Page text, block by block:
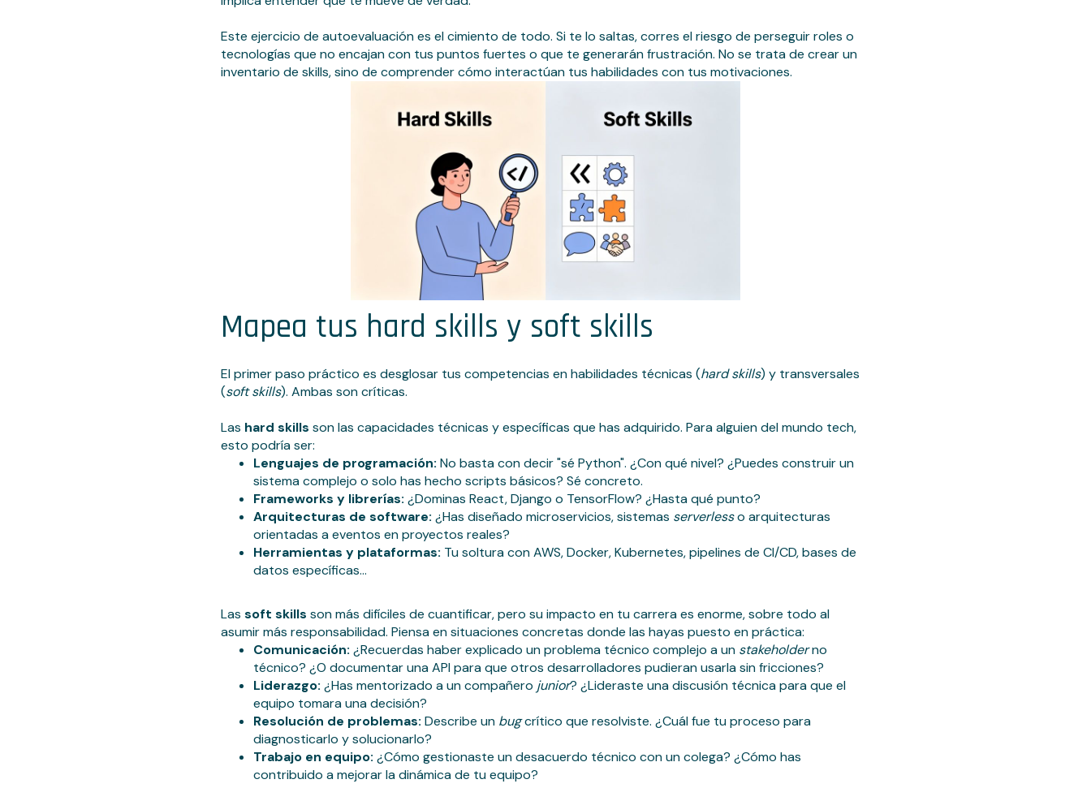
Este ejercicio de autoevaluación es el cimiento de todo. Si te lo saltas, corres el riesgo de perseguir roles o
tecnologías que no encajan con tus puntos fuertes o que te generarán frustración. No se trata de crear un
inventario de skills, sino de comprender cómo interactúan tus habilidades con tus motivaciones.
Mapea tus hard skills y soft skills
El primer paso práctico es desglosar tus competencias en habilidades técnicas (hard skills) y transversales
(soft skills). Ambas son críticas.
Las hard skills son las capacidades técnicas y específicas que has adquirido. Para alguien del mundo tech,
esto podría ser:
Lenguajes de programación: No basta con decir "sé Python". ¿Con qué nivel? ¿Puedes construir un
sistema complejo o solo has hecho scripts básicos? Sé concreto.
Frameworks y librerías: ¿Dominas React, Django o TensorFlow? ¿Hasta qué punto?
Arquitecturas de software: ¿Has diseñado microservicios, sistemas serverlesso arquitecturas
orientadas a eventos en proyectos reales?
Herramientas y plataformas: Tu soltura con AWS, Docker, Kubernetes, pipelines de CI/CD, bases de
datos específicas...
Las soft skills son más difíciles de cuantificar, pero su impacto en tu carrera es enorme, sobre todo al
asumir más responsabilidad. Piensa en situaciones concretas donde las hayas puesto en práctica:
Comunicación: ¿Recuerdas haber explicado un problema técnico complejo a un stakeholderno
técnico? ¿O documentar una API para que otros desarrolladores pudieran usarla sin fricciones?
Liderazgo: ¿Has mentorizado a un compañero junior? ¿Lideraste una discusión técnica para que el
equipo tomara una decisión?
Resolución de problemas: Describe un bugcrítico que resolviste. ¿Cuál fue tu proceso para
diagnosticarlo y solucionarlo?
Trabajo en equipo: ¿Cómo gestionaste un desacuerdo técnico con un colega? ¿Cómo has
contribuido a mejorar la dinámica de tu equipo?